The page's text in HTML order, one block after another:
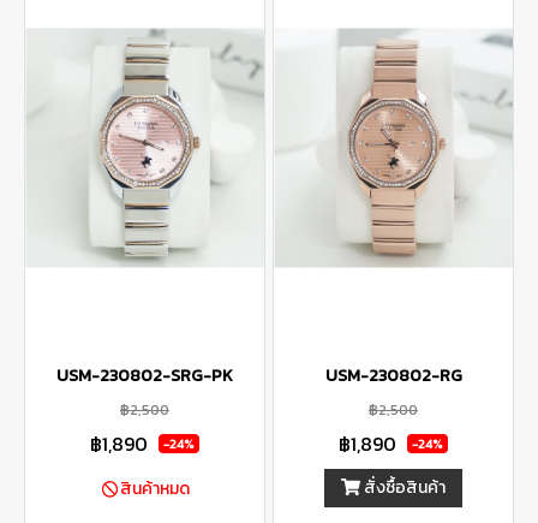
USM-230802-SRG-PK
฿2,500
฿1,890 -24%
สินค้าหมด
USM-230802-RG
฿2,500
฿1,890 -24%
สั่งซื้อสินค้า